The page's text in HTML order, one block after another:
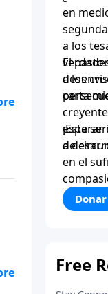
en
a los
a los
El
carta
esperar
de
¡Esta
a
en el
Donar